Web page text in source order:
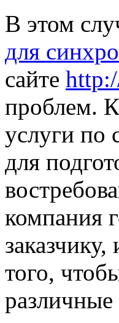
В этом
для
сайте
проблем.
услуги по
для
компания
того,